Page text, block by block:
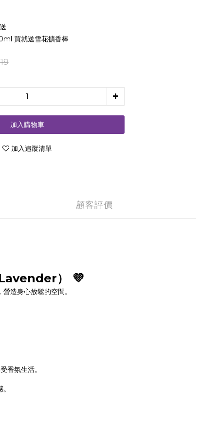
買就送雪花擴香棒
加入購物車
加入追蹤清單
顧客評價
） 💜
造身心放鬆的空間。
香氛生活。